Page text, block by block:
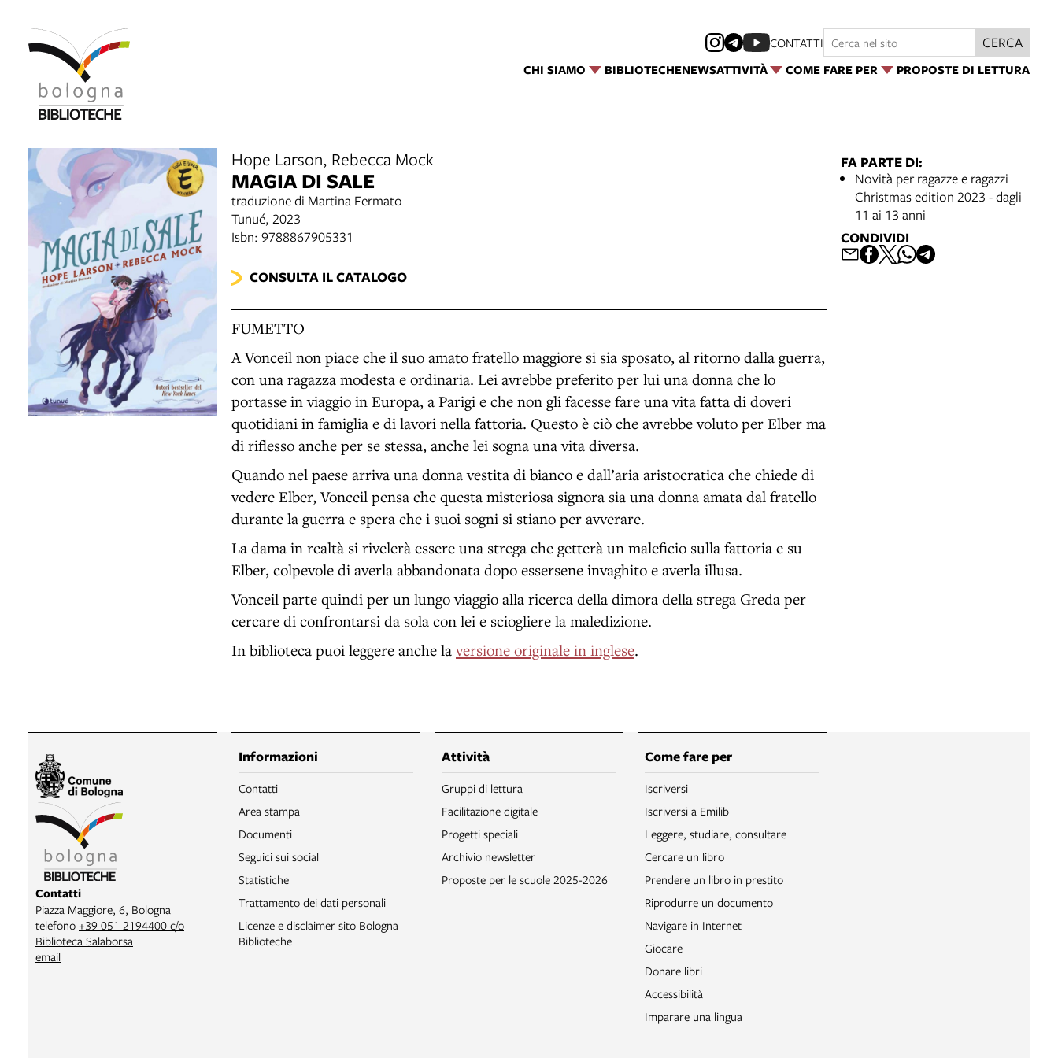
CHI SIAMO BIBLIOTECHENEWSATTIVITÀ COME FARE PER PROPOSTE DI LETTURA
CONTATTI CERCA
Hope Larson, Rebecca Mock
MAGIA DI SALE
traduzione di Martina Fermato
Tunué, 2023
Isbn: 9788867905331
CONSULTA IL CATALOGO
FUMETTO
A Vonceil non piace che il suo amato fratello maggiore si sia sposato, al ritorno dalla guerra,
con una ragazza modesta e ordinaria. Lei avrebbe preferito per lui una donna che lo
portasse in viaggio in Europa, a Parigi e che non gli facesse fare una vita fatta di doveri
quotidiani in famiglia e di lavori nella fattoria. Questo è ciò che avrebbe voluto per Elber ma
di riflesso anche per se stessa, anche lei sogna una vita diversa.
Quando nel paese arriva una donna vestita di bianco e dall’aria aristocratica che chiede di
vedere Elber, Vonceil pensa che questa misteriosa signora sia una donna amata dal fratello
durante la guerra e spera che i suoi sogni si stiano per avverare.
La dama in realtà si rivelerà essere una strega che getterà un maleficio sulla fattoria e su
Elber, colpevole di averla abbandonata dopo essersene invaghito e averla illusa.
Vonceil parte quindi per un lungo viaggio alla ricerca della dimora della strega Greda per
cercare di confrontarsi da sola con lei e sciogliere la maledizione.
In biblioteca puoi leggere anche laversione originale in inglese.
FA PARTE DI:
Novità per ragazze e ragazzi
Christmas edition 2023 - dagli
11 ai 13 anni
CONDIVIDI
Contatti
Piazza Maggiore, 6, Bologna
telefono +39 051 2194400 c/o
Biblioteca Salaborsa
email
Informazioni
Contatti
Area stampa
Documenti
Seguici sui social
Statistiche
Trattamento dei dati personali
Licenze e disclaimer sito Bologna
Biblioteche
Attività
Gruppi di lettura
Facilitazione digitale
Progetti speciali
Archivio newsletter
Proposte per le scuole 2025-2026
Come fare per
Iscriversi
Iscriversi a Emilib
Leggere, studiare, consultare
Cercare un libro
Prendere un libro in prestito
Riprodurre un documento
Navigare in Internet
Giocare
Donare libri
Accessibilità
Imparare una lingua